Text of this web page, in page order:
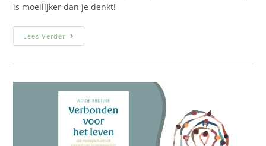
is moeilijker dan je denkt!
Lees Verder